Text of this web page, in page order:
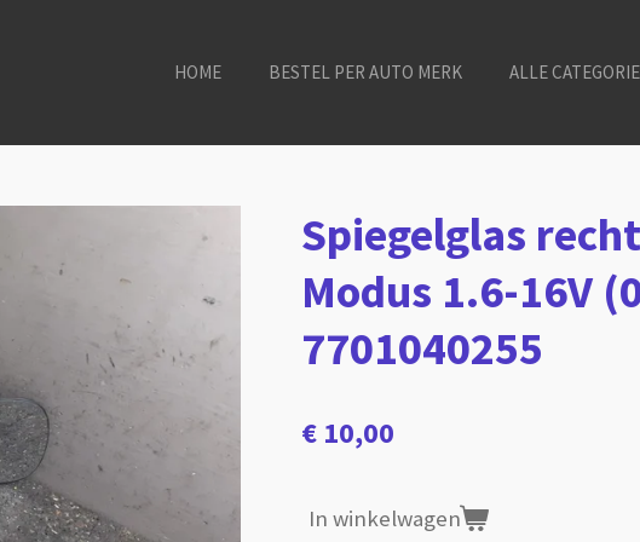
HOME BESTEL PER AUTO MERK ALLE
Spiegelglas
Modus 1.6-16V
7701040255
€ 10,00
In winkelwagen